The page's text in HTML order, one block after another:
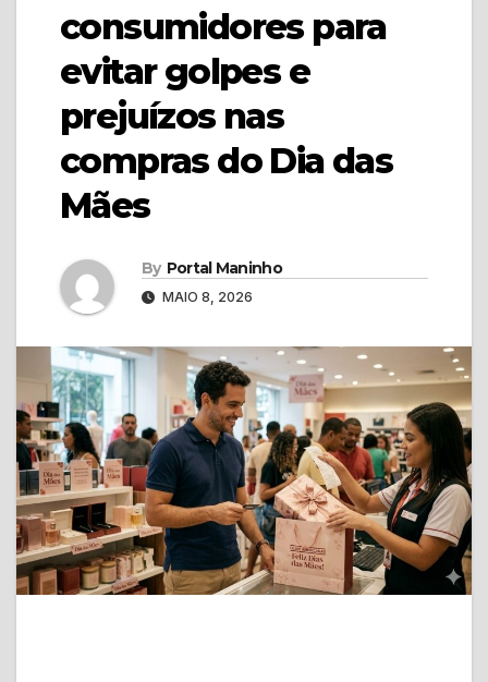
consumidores para
evitar golpes e
prejuízos nas
compras do Dia das
Mães
By Portal Maninho
MAIO 8, 2026